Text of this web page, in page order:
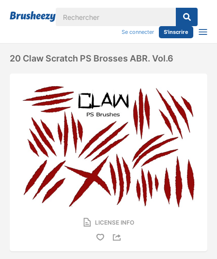
Se connecter S'inscrire
20 Claw Scratch PS Brosses ABR. Vol.6
LICENSE INFO